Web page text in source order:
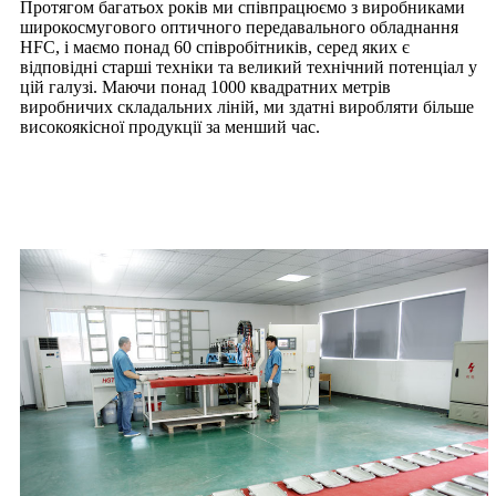
Протягом багатьох років ми співпрацюємо з виробниками
широкосмугового оптичного передавального обладнання
HFC, і маємо понад 60 співробітників, серед яких є
відповідні старші техніки та великий технічний потенціал у
цій галузі. Маючи понад 1000 квадратних метрів
виробничих складальних ліній, ми здатні виробляти більше
високоякісної продукції за менший час.